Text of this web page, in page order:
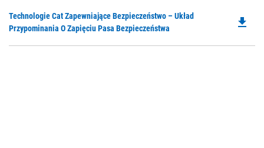
Technologie Cat Zapewniające Bezpieczeństwo – Układ
Przypominania O Zapięciu Pasa Bezpieczeństwa
file_download